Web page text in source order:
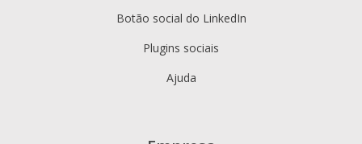
Botão social do LinkedIn
Plugins sociais
Ajuda